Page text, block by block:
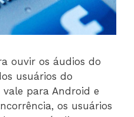
ouvir os áudios do
usuários do
para Android e
os usuários